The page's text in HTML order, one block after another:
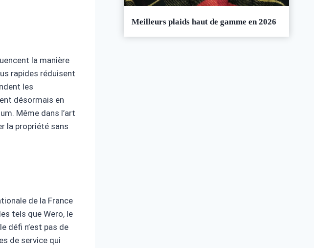
la manière
rapides réduisent
les
désormais en
Même dans l’art
la propriété sans
de la France
tels que Wero, le
défi n’est pas de
de service qui
Meilleurs plaids haut de gamme en 2026